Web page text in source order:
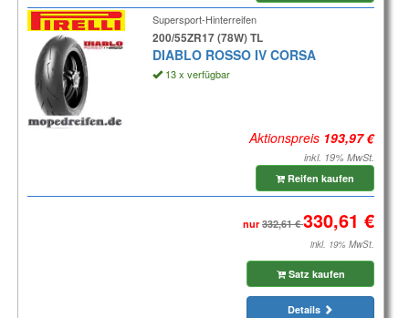
Supersport-Hinterreifen
200/55ZR17 (78W) TL
DIABLO ROSSO IV CORSA
13 x verfügbar
Aktionspreis
inkl. 19% MwSt.
Reifen kaufen
nur
inkl. 19% MwSt.
Satz kaufen
Details